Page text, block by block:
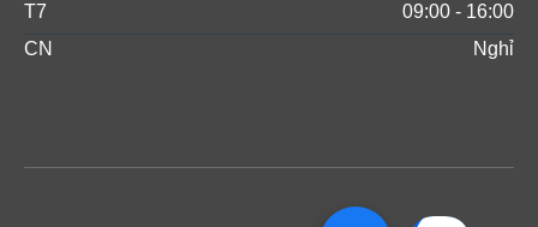
T7
09:00 - 16:00
CN
Nghỉ